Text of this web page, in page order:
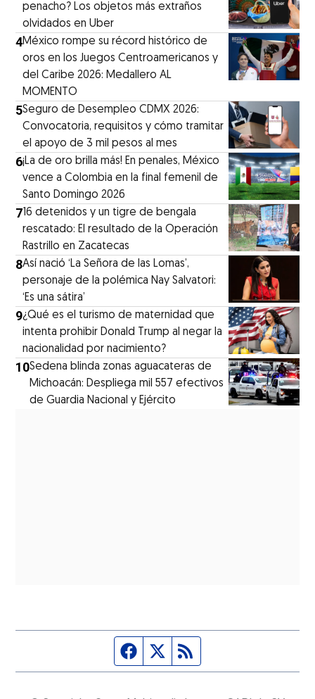
penacho? Los objetos más extraños
olvidados en Uber
4México rompe su récord histórico de
oros en los Juegos Centroamericanos y
del Caribe 2026: Medallero AL
MOMENTO
5Seguro de Desempleo CDMX 2026:
Convocatoria, requisitos y cómo tramitar
el apoyo de 3 mil pesos al mes
6¡La de oro brilla más! En penales, México
vence a Colombia en la final femenil de
Santo Domingo 2026
7 16 detenidos y un tigre de bengala
rescatado: El resultado de la Operación
Rastrillo en Zacatecas
8⁠Así nació ‘La Señora de las Lomas’,
personaje de la polémica Nay Salvatori:
‘Es una sátira’
9¿Qué es el turismo de maternidad que
intenta prohibir Donald Trump al negar la
nacionalidad por nacimiento?
10Sedena blinda zonas aguacateras de
Michoacán: Despliega mil 557 efectivos
de Guardia Nacional y Ejército
Página de Facebook
Fuente Twitter